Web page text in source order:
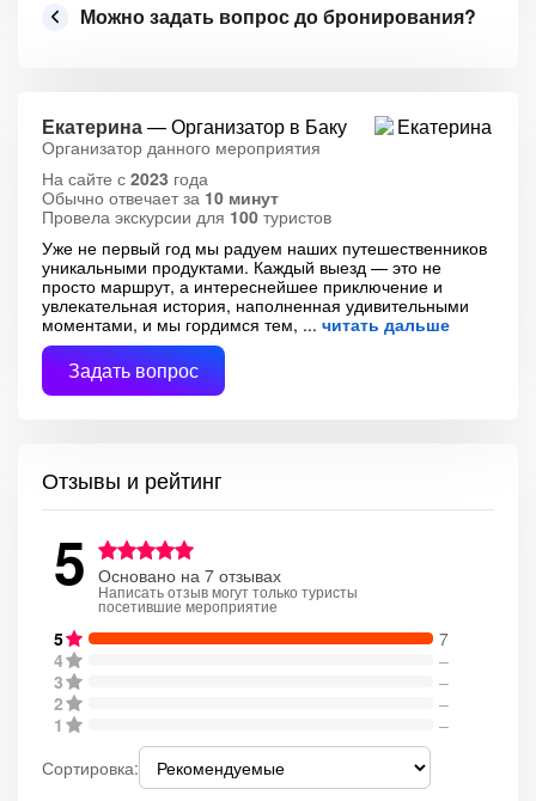
Можно задать вопрос до бронирования?
Екатерина— Организатор в Баку
Организатор данного мероприятия
На сайте с 2023 года
Обычно отвечает за 10 минут
Провела экскурсии для 100 туристов
Уже не первый год мы радуем наших путешественников
уникальными продуктами. Каждый выезд — это не
просто маршрут, а интереснейшее приключение и
увлекательная история, наполненная удивительными
моментами, и мы гордимся тем,
читать дальше
Задать вопрос
Отзывы и рейтинг
5 Основано на 7 отзывах
Написать отзыв могут только туристы
посетившие мероприятие
5
7
4
–
3
–
2
–
1
–
Сортировка: